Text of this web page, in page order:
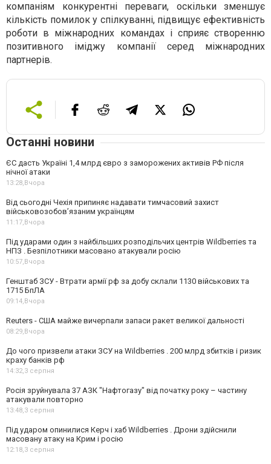
компаніям конкурентні переваги, оскільки зменшує
кількість помилок у спілкуванні, підвищує ефективність
роботи в міжнародних командах і сприяє створенню
позитивного іміджу компанії серед міжнародних
партнерів.
Останні новини
ЄС дасть Україні 1,4 млрд євро з заморожених активів РФ після
нічної атаки
13:28, Вчора
Від сьогодні Чехія припиняє надавати тимчасовий захист
військовозобов’язаним українцям
11:17, Вчора
Під ударами один з найбільших розподільчих центрів Wildberries та
НПЗ . Безпілотники масовано атакували росію
10:57, Вчора
Генштаб ЗСУ - Втрати армії рф за добу склали 1130 військових та
1715 БпЛА
09:14, Вчора
Reuters - США майже вичерпали запаси ракет великої дальності
08:29, Вчора
До чого призвели атаки ЗСУ на Wildberries . 200 млрд збитків і ризик
краху банків рф
14:32,3 серпня
Росія зруйнувала 37 АЗК "Нафтогазу" від початку року – частину
атакували повторно
13:48,3 серпня
Під ударом опинилися Керч і хаб Wildberries . Дрони здійснили
масовану атаку на Крим і росію
12:18,3 серпня